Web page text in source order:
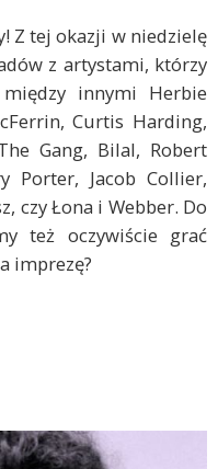
Z tej okazji w niedzielę
z artystami, którzy
innymi Herbie
Curtis Harding,
Gang, Bilal, Robert
Porter, Jacob Collier,
czy Łona i Webber. Do
też oczywiście grać
imprezę?